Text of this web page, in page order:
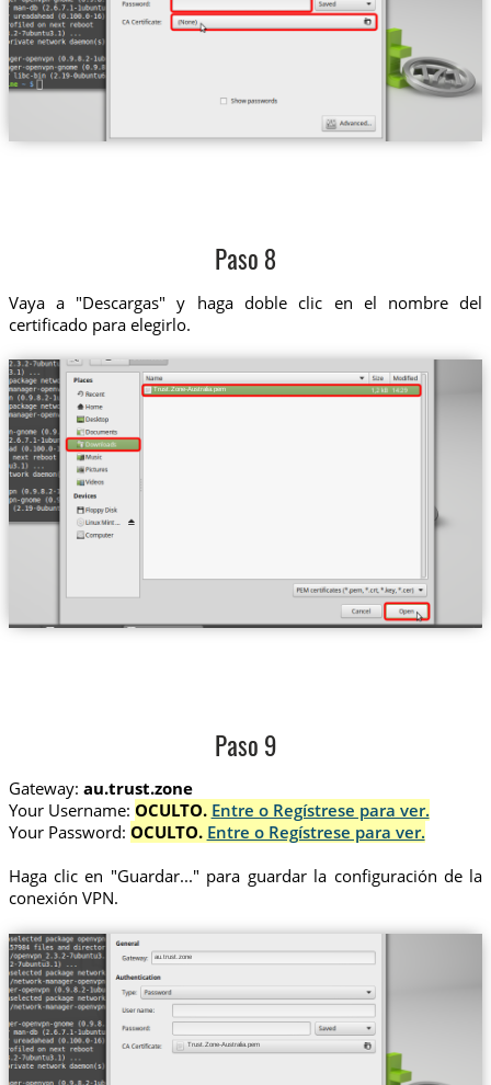
Paso 8
Vaya a "Descargas" y haga doble clic en el nombre del
certificado para elegirlo.
Trust.Zone-Australia.pem
Paso 9
Gateway: au.trust.zone
Your Username: OCULTO. Entre o Regístrese para ver.
Your Password: OCULTO. Entre o Regístrese para ver.
Haga clic en "Guardar..." para guardar la configuración de la
conexión VPN.
au.trust.zone
Trust.Zone-Australia.pem